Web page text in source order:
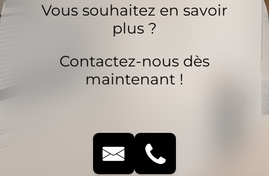
Vous souhaitez en savoir
plus ?
Contactez-nous dès
maintenant !